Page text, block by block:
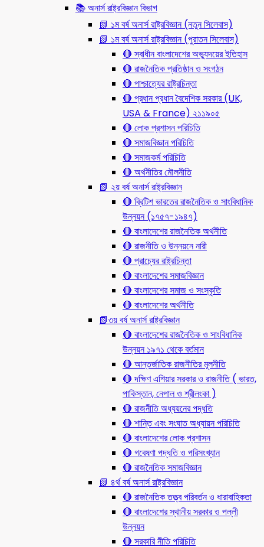
📚 অনার্স রাষ্ট্রবিজ্ঞান বিভাগ
📗 ১ম বর্ষ অনার্স রাষ্ট্রবিজ্ঞান (নতুন সিলেবাস)
📗 ১ম বর্ষ অনার্স রাষ্ট্রবিজ্ঞান (পুরাতন সিলেবাস)
🔴 স্বাধীন বাংলাদেশের অভ্যুদয়ের ইতিহাস
🔴 রাজনৈতিক প্রতিষ্ঠান ও সংগঠন
🔴 পাশ্চাত্যের রাষ্ট্রচিন্তা
🔴 প্রধান প্রধান বৈদেশিক সরকার (UK,
USA & France) ২১১৯০৫
🔴 লোক প্রশাসন পরিচিতি
🔴 সমাজবিজ্ঞান পরিচিতি
🔴 সমাজকর্ম পরিচিতি
🔴 অর্থনীতির মৌলনীতি
📗 ২য় বর্ষ অনার্স রাষ্ট্রবিজ্ঞান
🔴 ব্রিটিশ ভারতের রাজনৈতিক ও সাংবিধানিক
উন্নয়ন (১৭৫৭-১৯৪৭)
🔴 বাংলাদেশের রাজনৈতিক অর্থনীতি
🔴 রাজনীতি ও উন্নয়নে নারী
🔴 প্রাচ্যের রাষ্ট্রচিন্তা
🔴 বাংলাদেশের সমাজবিজ্ঞান
🔴 বাংলাদেশের সমাজ ও সংস্কৃতি
🔴 বাংলাদেশের অর্থনীতি
📗৩য় বর্ষ অনার্স রাষ্ট্রবিজ্ঞান
🔴 বাংলাদেশের রাজনৈতিক ও সাংবিধানিক
উন্নয়ন ১৯৭১ থেকে বর্তমান
🔴 আন্তর্জাতিক রাজনীতির মূলনীতি
🔴 দক্ষিণ এশিয়ার সরকার ও রাজনীতি ( ভারত,
পাকিস্তান, নেপাল ও শ্রীলংকা )
🔴 রাজনীতি অধ্যয়নের পদ্ধতি
🔴 শান্তি এবং সংঘাত অধ্যায়ন পরিচিতি
🔴 বাংলাদেশের লোক প্রশাসন
🔴 গবেষণা পদ্ধতি ও পরিসংখ্যান
🔴 রাজনৈতিক সমাজবিজ্ঞান
📗 ৪র্থ বর্ষ অনার্স রাষ্ট্রবিজ্ঞান
🔴 রাজনৈতিক তত্ত্ব পরিবর্তন ও ধারাবাহিকতা
🔴 বাংলাদেশের স্থানীয় সরকার ও পল্লী
উন্নয়ন
🔴 সরকারি নীতি পরিচিতি